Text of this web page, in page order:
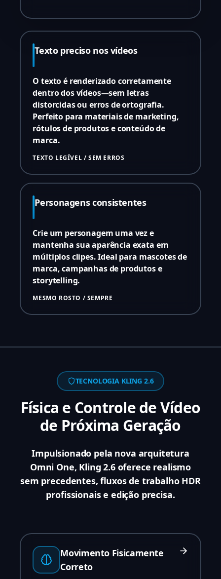
Texto preciso nos vídeos
O texto é renderizado corretamente
dentro dos vídeos—sem letras
distorcidas ou erros de ortografia.
Perfeito para materiais de marketing,
rótulos de produtos e conteúdo de
marca.
TEXTO LEGÍVEL / SEM ERROS
Personagens consistentes
Crie um personagem uma vez e
mantenha sua aparência exata em
múltiplos clipes. Ideal para mascotes de
marca, campanhas de produtos e
storytelling.
MESMO ROSTO / SEMPRE
TECNOLOGIA KLING 2.6
Física e Controle de Vídeo
de Próxima Geração
Impulsionado pela nova arquitetura
Omni One, Kling 2.6 oferece realismo
sem precedentes, fluxos de trabalho HDR
profissionais e edição precisa.
Movimento Fisicamente
Correto